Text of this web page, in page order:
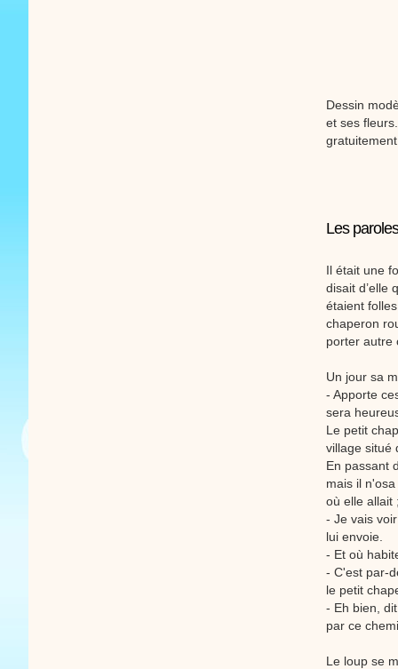
Dessin
et ses
Les
Il était une
disait d’elle
étaient
chaperon
porter autre
Un jour sa
- Apporte
sera
Le petit
village situé
En passant
mais il
où elle allait
- Je vais
lui envoie.
- Et où
- C'est par-
le petit
- Eh bien,
par ce
Le loup se